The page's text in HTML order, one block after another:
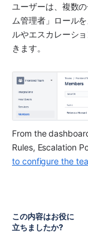
ユーザーは、複数
ム管理者」ロール
ルやエスカレーシ
きます。
From the
Rules, Escalation
to configure the
この内容はお役に
立ちましたか?